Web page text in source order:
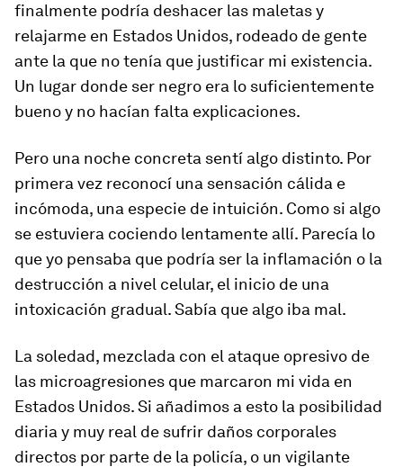
finalmente podría deshacer las maletas y
relajarme en Estados Unidos, rodeado de gente
ante la que no tenía que justificar mi existencia.
Un lugar donde ser negro era lo suficientemente
bueno y no hacían falta explicaciones.
Pero una noche concreta sentí algo distinto. Por
primera vez reconocí una sensación cálida e
incómoda, una especie de intuición. Como si algo
se estuviera cociendo lentamente allí. Parecía lo
que yo pensaba que podría ser la inflamación o la
destrucción a nivel celular, el inicio de una
intoxicación gradual. Sabía que algo iba mal.
La soledad, mezclada con el ataque opresivo de
las microagresiones que marcaron mi vida en
Estados Unidos. Si añadimos a esto la posibilidad
diaria y muy real de sufrir daños corporales
directos por parte de la policía, o un vigilante